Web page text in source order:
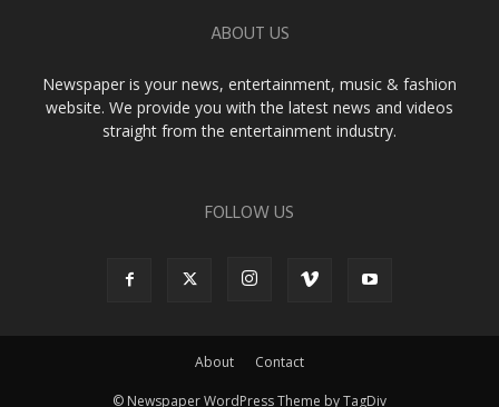
ABOUT US
Newspaper is your news, entertainment, music & fashion
website. We provide you with the latest news and videos
straight from the entertainment industry.
FOLLOW US
About Contact
© Newspaper WordPress Theme by TagDiv